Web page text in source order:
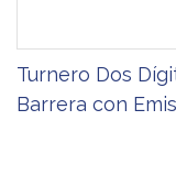
Turnero Dos
Barrera con